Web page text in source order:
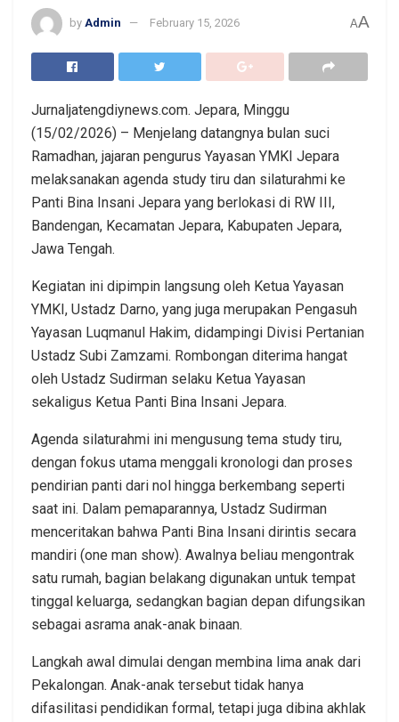
by Admin February 15, 2026 AA
Jurnaljatengdiynews.com. Jepara, Minggu
(15/02/2026) – Menjelang datangnya bulan suci
Ramadhan, jajaran pengurus Yayasan YMKI Jepara
melaksanakan agenda study tiru dan silaturahmi ke
Panti Bina Insani Jepara yang berlokasi di RW III,
Bandengan, Kecamatan Jepara, Kabupaten Jepara,
Jawa Tengah.
Kegiatan ini dipimpin langsung oleh Ketua Yayasan
YMKI, Ustadz Darno, yang juga merupakan Pengasuh
Yayasan Luqmanul Hakim, didampingi Divisi Pertanian
Ustadz Subi Zamzami. Rombongan diterima hangat
oleh Ustadz Sudirman selaku Ketua Yayasan
sekaligus Ketua Panti Bina Insani Jepara.
Agenda silaturahmi ini mengusung tema study tiru,
dengan fokus utama menggali kronologi dan proses
pendirian panti dari nol hingga berkembang seperti
saat ini. Dalam pemaparannya, Ustadz Sudirman
menceritakan bahwa Panti Bina Insani dirintis secara
mandiri (one man show). Awalnya beliau mengontrak
satu rumah, bagian belakang digunakan untuk tempat
tinggal keluarga, sedangkan bagian depan difungsikan
sebagai asrama anak-anak binaan.
Langkah awal dimulai dengan membina lima anak dari
Pekalongan. Anak-anak tersebut tidak hanya
difasilitasi pendidikan formal, tetapi juga dibina akhlak